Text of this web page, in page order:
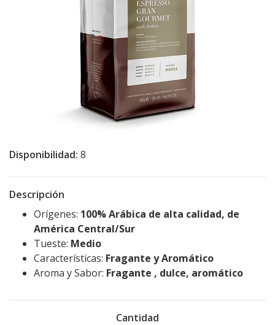
Disponibilidad: 8
Descripción
Orígenes: 100% Arábica de alta calidad, de
América Central/Sur
Tueste: Medio
Características: Fragante y Aromático
Aroma y Sabor: Fragante , dulce, aromático
Cantidad